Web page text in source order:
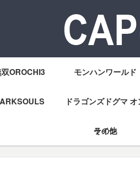
OROCHI3 モンハンワールド
ドラゴンズドグマ オ
ライン
その他